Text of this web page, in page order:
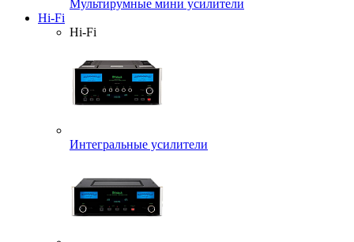
Мультирумные мини усилители
Hi-Fi
Hi-Fi
Интегральные усилители